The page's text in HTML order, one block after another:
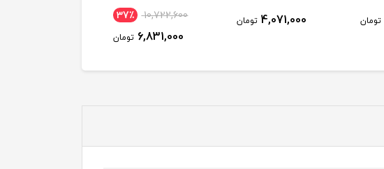
تومان 4,071,000 تومان 10,722,600 37٪
6,831,000 تومان